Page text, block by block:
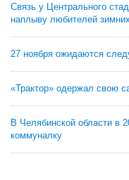
Связь у Центрального
наплыву любителей
27 ноября ожидаются
«Трактор» одержал свою
В Челябинской области в
коммуналку